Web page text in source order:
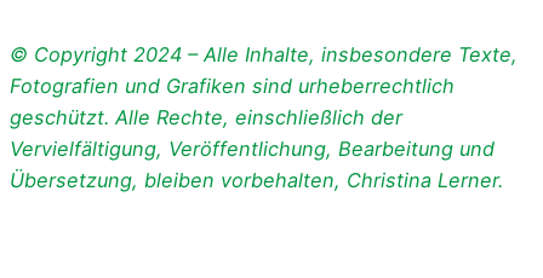
© Copyright 2024 – Alle Inhalte, insbesondere Texte,
Fotografien und Grafiken sind urheberrechtlich
geschützt. Alle Rechte, einschließlich der
Vervielfältigung, Veröffentlichung, Bearbeitung und
Übersetzung, bleiben vorbehalten, Christina Lerner.